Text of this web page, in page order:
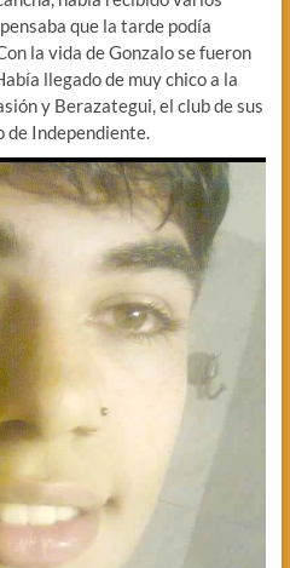
que la tarde podía
la vida de Gonzalo se fueron
llegado de muy chico a la
y Berazategui, el club de sus
de Independiente.